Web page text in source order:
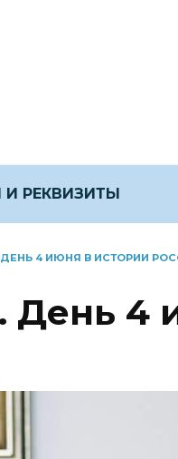
И РЕКВИЗИТЫ
4 ИЮНЯ В ИСТОРИИ
4